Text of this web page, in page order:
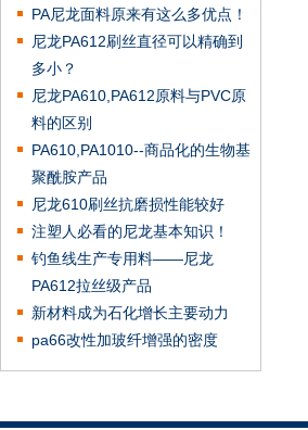
PA尼龙面料原来有这么多优点！
尼龙PA612刷丝直径可以精确到
多小？
尼龙PA610,PA612原料与PVC原
料的区别
PA610,PA1010--商品化的生物基
聚酰胺产品
尼龙610刷丝抗磨损性能较好
注塑人必看的尼龙基本知识！
钓鱼线生产专用料——尼龙
PA612拉丝级产品
新材料成为石化增长主要动力
pa66改性加玻纤增强的密度